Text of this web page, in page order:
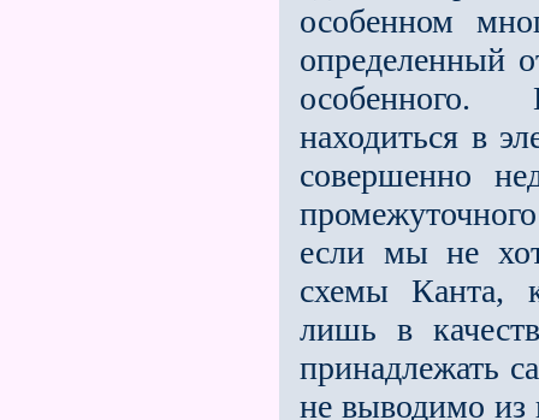
особенном
определенный
особенного.
находиться в
совершенно
если мы не
схемы Канта,
лишь в
принадлежать
не выводимо из